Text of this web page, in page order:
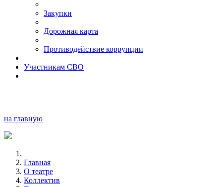
Закупки
Дорожная карта
Противодействие коррупции
Участникам СВО
на главную
Главная
О театре
Коллектив